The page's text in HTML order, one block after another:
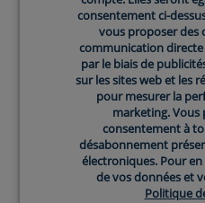
consentement ci-
vous proposer des
communication directe
par le biais de
sur les sites web et les
pour mesurer la
marketing.
consentement à
désabonnement
électroniques. Pour
de vos données et
Politique